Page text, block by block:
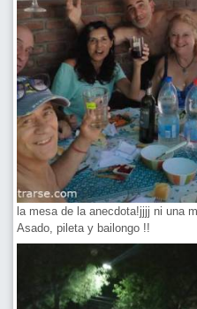
la mesa de la anecdota!jjjj ni una
Asado, pileta y bailongo !!